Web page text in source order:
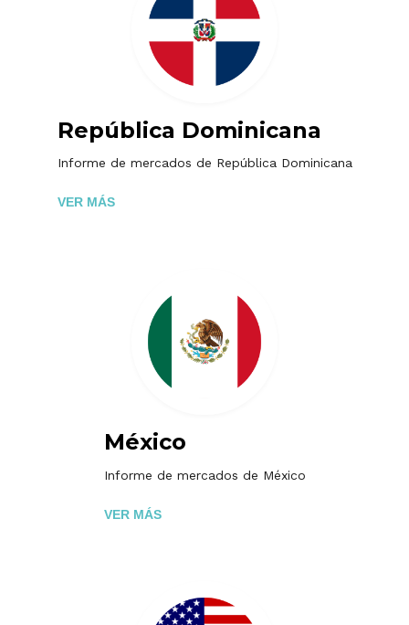
República Dominicana
Informe de mercados de República Dominicana
VER MÁS
México
Informe de mercados de México
VER MÁS